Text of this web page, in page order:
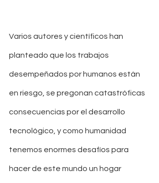
Varios autores y científicos han
planteado que los trabajos
desempeñados por humanos están
en riesgo, se pregonan catastróficas
consecuencias por el desarrollo
tecnológico, y como humanidad
tenemos enormes desafíos para
hacer de este mundo un hogar